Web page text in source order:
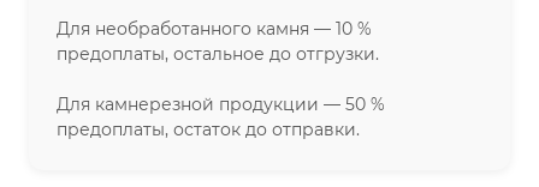
Для необработанного камня — 10 %
предоплаты, остальное до отгрузки.
Для камнерезной продукции — 50 %
предоплаты, остаток до отправки.